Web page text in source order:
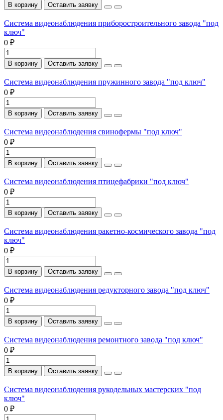
В корзину Оставить заявку
Система видеонаблюдения приборостроительного завода "под
ключ"
0 ₽
В корзину Оставить заявку
Система видеонаблюдения пружинного завода "под ключ"
0 ₽
В корзину Оставить заявку
Система видеонаблюдения свинофермы "под ключ"
0 ₽
В корзину Оставить заявку
Система видеонаблюдения птицефабрики "под ключ"
0 ₽
В корзину Оставить заявку
Система видеонаблюдения ракетно-космического завода "под
ключ"
0 ₽
В корзину Оставить заявку
Система видеонаблюдения редукторного завода "под ключ"
0 ₽
В корзину Оставить заявку
Система видеонаблюдения ремонтного завода "под ключ"
0 ₽
В корзину Оставить заявку
Система видеонаблюдения рукодельных мастерских "под
ключ"
0 ₽